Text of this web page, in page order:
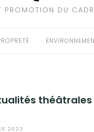
DU
théâtrales
2023